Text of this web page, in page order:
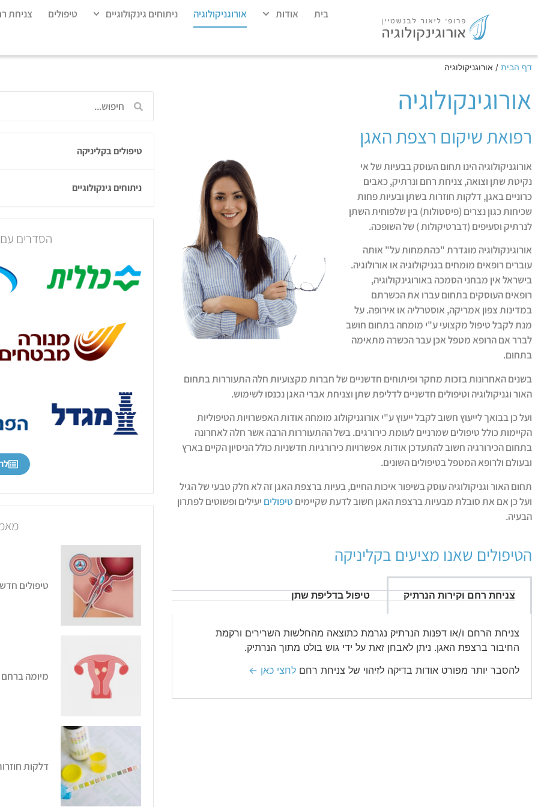
בית אודות אורוגניקולוגיה ניתוחים גינקולוגיים טיפולים צניחת
דף הבית / אורוגניקולוגיה
אורוגינקולוגיה
רפואת שיקום רצפת האגן
אורוגניקולוגיה הינו תחום העוסק בבעיות של אי
נקיטת שתן וצואה, צניחת רחם ונרתיק, כאבים
כרוניים באגן, דלקות חוזרות בשתן ובעיות פחות
שכיחות כגון נצרים (פיסטולות) בין שלפוחית השתן
לנרתיק וסעיפים (דברטיקולות ) של השופכה.
אורוגינקולוגיה מוגדרת "כהתמחות על" אותה
עוברים רופאים מומחים בגניקולוגיה או אורולוגיה.
בישראל אין מבחני הסמכה באורוגינקולוגיה,
רופאים העוסקים בתחום עברו את הכשרתם
במדינות צפון אמריקה, אוסטרליה או אירופה. על
מנת לקבל טיפול מקצועי ע"י מומחה בתחום חושב
לברר אם הרופא מטפל אכן עבר הכשרה מתאימה
בתחום.
בשנים האחרונות בזכות מחקר ופיתוחים חדשניים של חברות מקצועיות חלה התעוררות בתחום
האור וגניקולוגיה וטיפולים חדשניים לדליפת שתן וצניחת אברי האגן נכנסו לשימוש.
ועל כן בבואך לייעוץ חשוב לקבל ייעוץ ע"י אורוגניקולוג מומחה אודות האפשרויות הטיפוליות
הקיימות כולל טיפולים שמרניים לעומת כירורגים. בשל ההתעוררות הרבה אשר חלה לאחרונה
בתחום הכירורגיה חשוב להתעדכן אודות אפשרויות כירורגיות חדשניות כולל הניסיון הקיים בארץ
ובעולם ולרופא המטפל בטיפולים השונים.
תחום האור וגניקולוגיה עוסק בשיפור איכות החיים, בעיות ברצפת האגן זה לא חלק טבעי של הגיל
ועל כן אם את סובלת מבעיות ברצפת האגן חשוב לדעת שקיימים טיפולים יעילים ופשוטים לפתרון
הבעיה.
הטיפולים שאנו מציעים בקליניקה
צניחת רחם וקירות הנרתיק טיפול בדליפת שתן
צניחת הרחם ו/או דפנות הנרתיק נגרמת כתוצאה מהחלשות השרירים ורקמת
החיבור ברצפת האגן. ניתן לאבחן זאת על ידי גוש בולט מתוך הנרתיק.
להסבר יותר מפורט אודות בדיקה לזיהוי של צניחת רחם לחצי כאן ←
טיפולים בקליניקה
ניתוחים גינקולוגיים
הסדרים עם
טיפולים
מיומה ברחם
דלקות